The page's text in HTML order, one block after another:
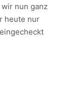
nun ganz
heute nur